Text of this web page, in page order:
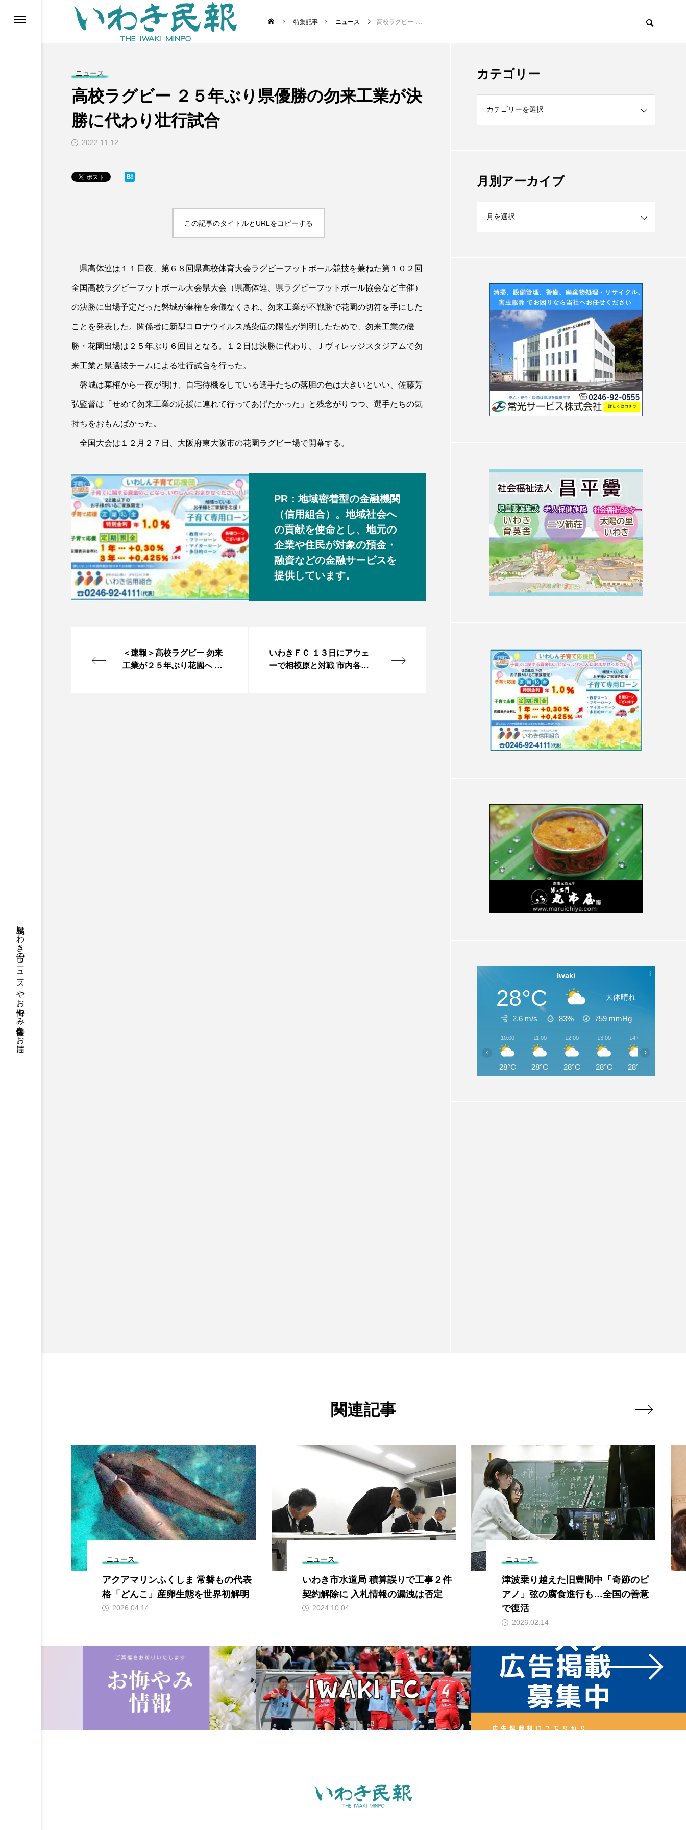
福島県いわき市のニュースやお悔やみ情報等をお届け
特集記事 ニュース 高校ラグビー ２５年ぶり県優勝の勿来工業が決勝に代わり壮行試合
ニュース
高校ラグビー ２５年ぶり県優勝の勿来工業が決
勝に代わり壮行試合
2022.11.12
この記事のタイトルとURLをコピーする
県高体連は１１日夜、第６８回県高校体育大会ラグビーフットボール競技を兼ねた第１０２回
全国高校ラグビーフットボール大会県大会（県高体連、県ラグビーフットボール協会など主催）
の決勝に出場予定だった磐城が棄権を余儀なくされ、勿来工業が不戦勝で花園の切符を手にした
ことを発表した。関係者に新型コロナウイルス感染症の陽性が判明したためで、勿来工業の優
勝・花園出場は２５年ぶり６回目となる。１２日は決勝に代わり、Ｊヴィレッジスタジアムで勿
来工業と県選抜チームによる壮行試合を行った。
磐城は棄権から一夜が明け、自宅待機をしている選手たちの落胆の色は大きいといい、佐藤芳
弘監督は「せめて勿来工業の応援に連れて行ってあげたかった」と残念がりつつ、選手たちの気
持ちをおもんぱかった。
全国大会は１２月２７日、大阪府東大阪市の花園ラグビー場で開幕する。
PR：地域密着型の金融機関
（信用組合）。地域社会へ
の貢献を使命とし、地元の
企業や住民が対象の預金・
融資などの金融サービスを
提供しています。
＜速報＞高校ラグビー 勿来
工業が２５年ぶり花園へ 磐
いわきＦＣ １３日にアウェ
ーで相模原と対戦 市内各地
カテゴリー
月別アーカイブ
Iwaki
28°C 大体晴れ
2.6 m/s 83% 759 mmHg
10:00
28°C
11:00
28°C
12:00
28°C
13:00
28°C
14:00
28°C
‹ ›
関連記事
ニュース
アクアマリンふくしま 常磐もの代表
格「どんこ」産卵生態を世界初解明
2026.04.14
ニュース
いわき市水道局 積算誤りで工事２件
契約解除に 入札情報の漏洩は否定
2024.10.04
ニュース
津波乗り越えた旧豊間中「奇跡のピ
アノ」弦の腐食進行も…全国の善意
で復活
2026.02.14
